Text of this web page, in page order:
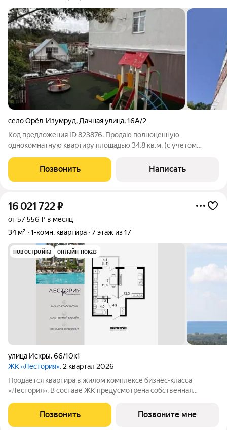
село Орёл-Изумруд, Дачная улица,16А/2
Код предложения ID 823876. Продаю полноценную
однокомнатную квартиру площадью 34,8 кв.м. (с учетом
горячая вода от электричества установлен сниженный
сельский тариф, что существенно
Позвонить Написать
16 021 722₽
от 57 556 ₽ в месяц
34 м²
1-комн. квартира 7 этаж из 17
новостройка онлайн показ
улица Искры,66/10к1
ЖК «Лестория», 2 квартал 2026
Продается квартира в жилом комплексе бизнес-класса
«Лестория». В составе ЖК предусмотрена собственная
подогреваемыми бассейнами, что соответствуют стандартам
бизнес-класса. Аквазона объединяет взрослый и
Позвонить Позвоните мне